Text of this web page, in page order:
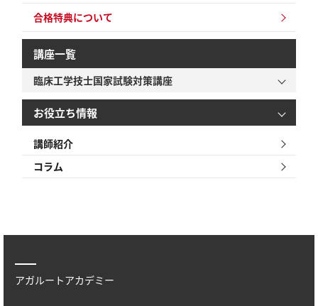
合格特典について
講座一覧
臨床工学技士国家試験対策講座
お役立ち情報
講師紹介
コラム
アガルートアカデミー